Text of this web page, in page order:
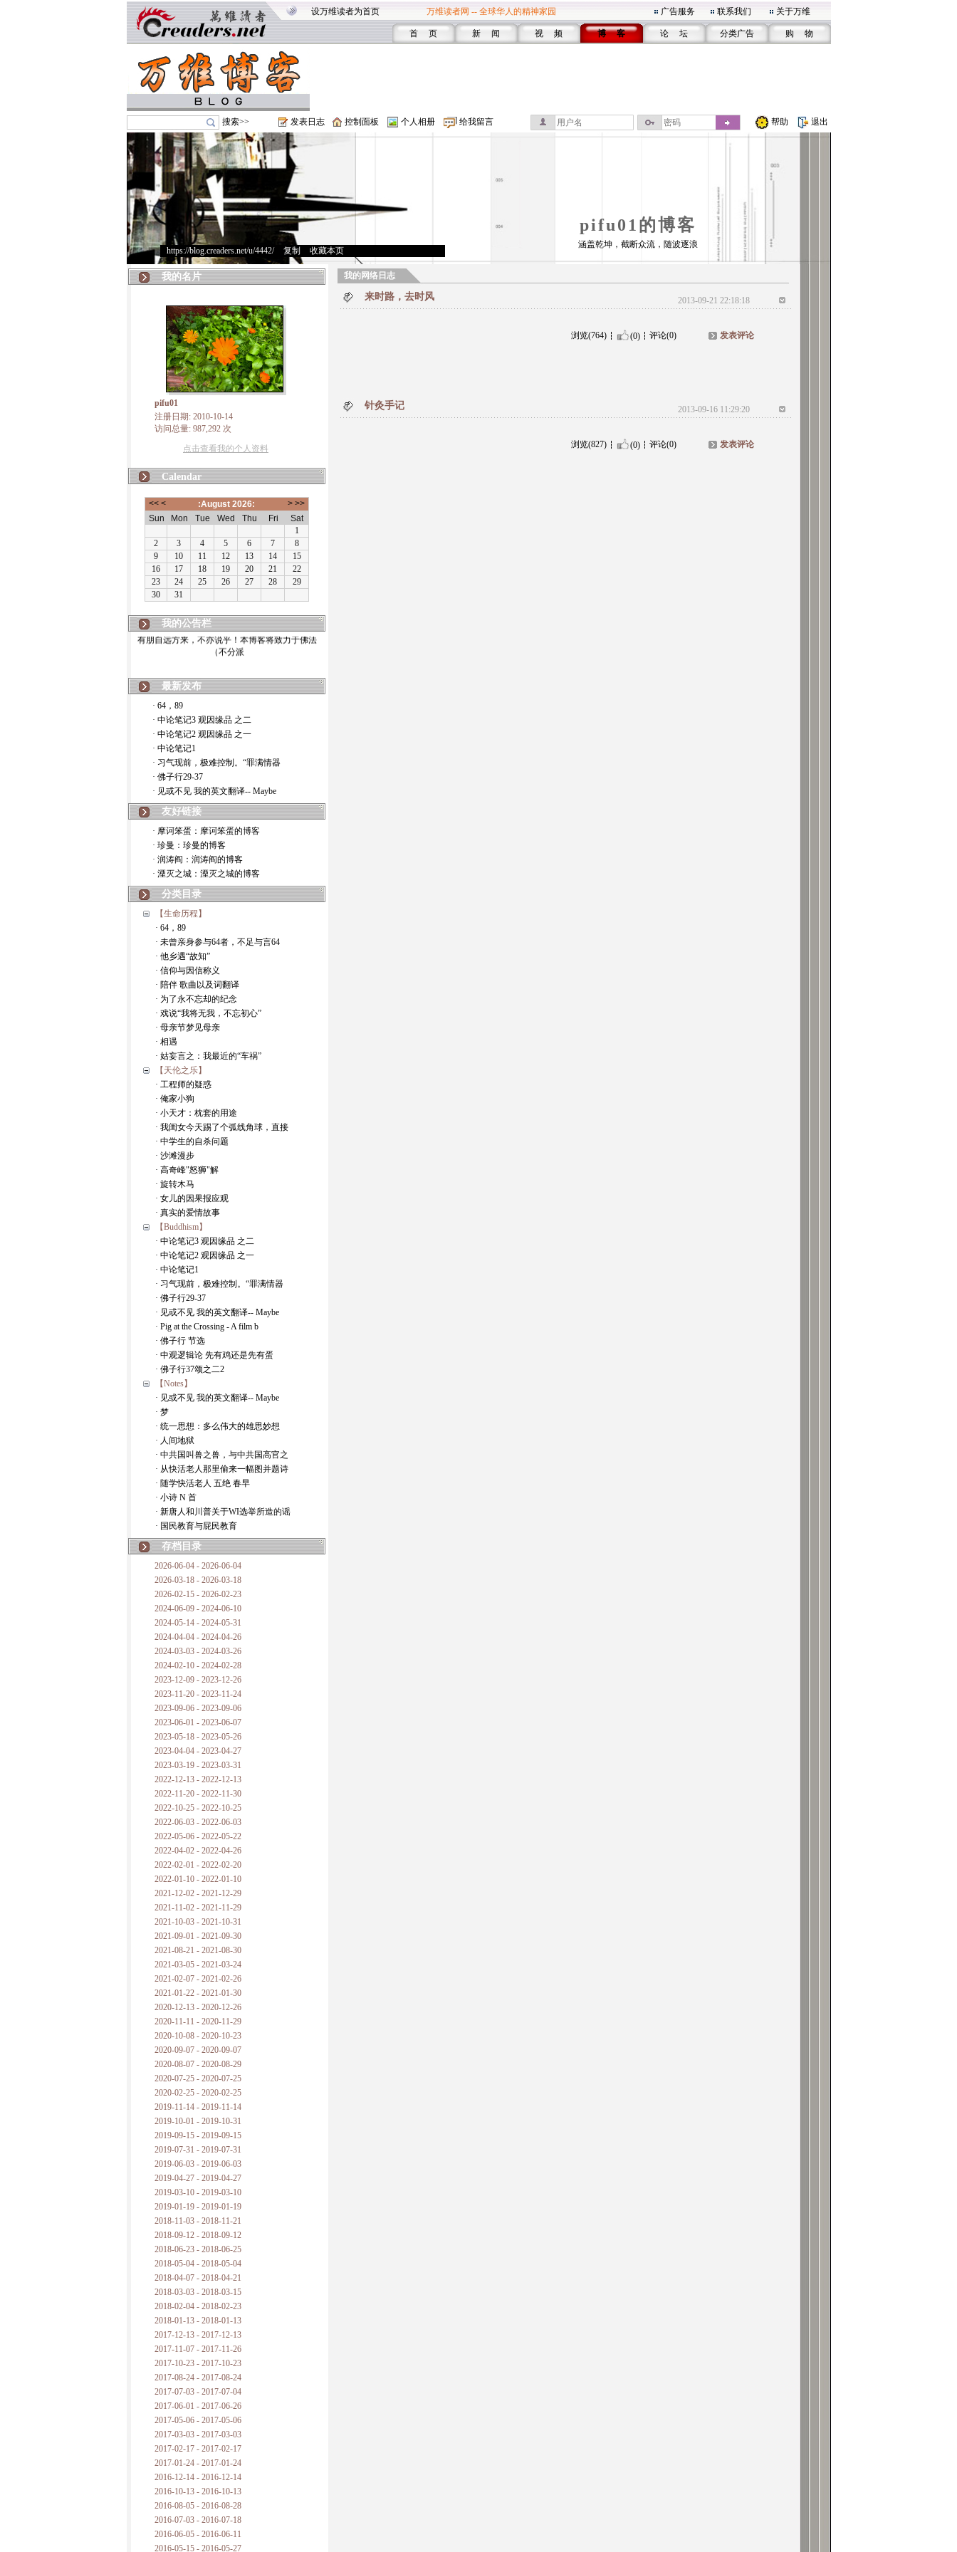
设万维读者为首页 万维读者网 -- 全球华人的精神家园 广告服务 联系我们 关于万维
首 页 新 闻 视 频 博 客 论 坛 分类广告 购 物
搜索>> 发表日志 控制面板 个人相册 给我留言 帮助 退出
pifu01的博客
https://blog.creaders.net/u/4442/> 复制 收藏本页
涵盖乾坤，截断众流，随波逐浪
我的名片
pifu01
注册日期: 2010-10-14
访问总量: 987,292 次
点击查看我的个人资料
Calendar
我的公告栏
有朋自远方来，不亦说乎！本博客将致力于佛法
（不分派
最新发布
· 64，89
· 中论笔记3 观因缘品 之二
· 中论笔记2 观因缘品 之一
· 中论笔记1
· 习气现前，极难控制。“罪满情器
· 佛子行29-37
· 见或不见 我的英文翻译-- Maybe
友好链接
· 摩诃笨蛋：摩诃笨蛋的博客
· 珍曼：珍曼的博客
· 润涛阎：润涛阎的博客
· 湮灭之城：湮灭之城的博客
分类目录
【生命历程】
· 64，89
· 未曾亲身参与64者，不足与言64
· 他乡遇“故知”
· 信仰与因信称义
· 陪伴 歌曲以及词翻译
· 为了永不忘却的纪念
· 戏说“我将无我，不忘初心”
· 母亲节梦见母亲
· 相遇
· 姑妄言之：我最近的“车祸”
【天伦之乐】
· 工程师的疑惑
· 俺家小狗
· 小天才：枕套的用途
· 我闺女今天踢了个弧线角球，直接
· 中学生的自杀问题
· 沙滩漫步
· 高奇峰"怒狮"解
· 旋转木马
· 女儿的因果报应观
· 真实的爱情故事
【Buddhism】
· 中论笔记3 观因缘品 之二
· 中论笔记2 观因缘品 之一
· 中论笔记1
· 习气现前，极难控制。“罪满情器
· 佛子行29-37
· 见或不见 我的英文翻译-- Maybe
· Pig at the Crossing - A film b
· 佛子行 节选
· 中观逻辑论 先有鸡还是先有蛋
· 佛子行37颂之二2
【Notes】
· 见或不见 我的英文翻译-- Maybe
· 梦
· 统一思想：多么伟大的雄思妙想
· 人间地狱
· 中共国叫兽之兽，与中共国高官之
· 从快活老人那里偷来一幅图并题诗
· 随学快活老人 五绝 春早
· 小诗 N 首
· 新唐人和川普关于WI选举所造的谣
· 国民教育与屁民教育
存档目录
2026-06-04 - 2026-06-04
2026-03-18 - 2026-03-18
2026-02-15 - 2026-02-23
2024-06-09 - 2024-06-10
2024-05-14 - 2024-05-31
2024-04-04 - 2024-04-26
2024-03-03 - 2024-03-26
2024-02-10 - 2024-02-28
2023-12-09 - 2023-12-26
2023-11-20 - 2023-11-24
2023-09-06 - 2023-09-06
2023-06-01 - 2023-06-07
2023-05-18 - 2023-05-26
2023-04-04 - 2023-04-27
2023-03-19 - 2023-03-31
2022-12-13 - 2022-12-13
2022-11-20 - 2022-11-30
2022-10-25 - 2022-10-25
2022-06-03 - 2022-06-03
2022-05-06 - 2022-05-22
2022-04-02 - 2022-04-26
2022-02-01 - 2022-02-20
2022-01-10 - 2022-01-10
2021-12-02 - 2021-12-29
2021-11-02 - 2021-11-29
2021-10-03 - 2021-10-31
2021-09-01 - 2021-09-30
2021-08-21 - 2021-08-30
2021-03-05 - 2021-03-24
2021-02-07 - 2021-02-26
2021-01-22 - 2021-01-30
2020-12-13 - 2020-12-26
2020-11-11 - 2020-11-29
2020-10-08 - 2020-10-23
2020-09-07 - 2020-09-07
2020-08-07 - 2020-08-29
2020-07-25 - 2020-07-25
2020-02-25 - 2020-02-25
2019-11-14 - 2019-11-14
2019-10-01 - 2019-10-31
2019-09-15 - 2019-09-15
2019-07-31 - 2019-07-31
2019-06-03 - 2019-06-03
2019-04-27 - 2019-04-27
2019-03-10 - 2019-03-10
2019-01-19 - 2019-01-19
2018-11-03 - 2018-11-21
2018-09-12 - 2018-09-12
2018-06-23 - 2018-06-25
2018-05-04 - 2018-05-04
2018-04-07 - 2018-04-21
2018-03-03 - 2018-03-15
2018-02-04 - 2018-02-23
2018-01-13 - 2018-01-13
2017-12-13 - 2017-12-13
2017-11-07 - 2017-11-26
2017-10-23 - 2017-10-23
2017-08-24 - 2017-08-24
2017-07-03 - 2017-07-04
2017-06-01 - 2017-06-26
2017-05-06 - 2017-05-06
2017-03-03 - 2017-03-03
2017-02-17 - 2017-02-17
2017-01-24 - 2017-01-24
2016-12-14 - 2016-12-14
2016-10-13 - 2016-10-13
2016-08-05 - 2016-08-28
2016-07-03 - 2016-07-18
2016-06-05 - 2016-06-11
2016-05-15 - 2016-05-27
我的网络日志
来时路，去时风 2013-09-21 22:18:18
浏览(764) (0) 评论(0) 发表评论
针灸手记 2013-09-16 11:29:20
浏览(827) (0) 评论(0) 发表评论